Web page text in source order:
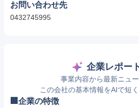
お問い合わせ先
0432745995
企業レポー
事業内容から最新ニュー
この会社の基本情報をAIで短く
🏢企業の特徴